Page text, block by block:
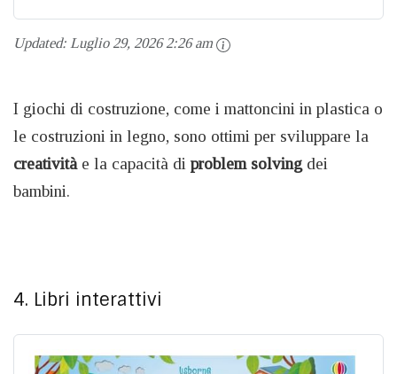
Updated: Luglio 29, 2026 2:26 am
I giochi di costruzione, come i mattoncini in plastica o
le costruzioni in legno, sono ottimi per sviluppare la
creatività e la capacità di problem solving dei
bambini.
4. Libri interattivi